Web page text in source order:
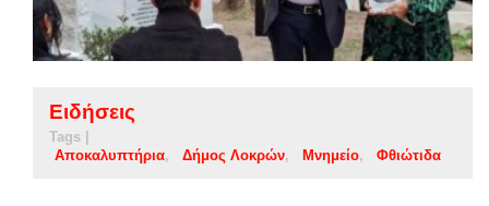
Ειδήσεις
Tags |
Αποκαλυπτήρια
Δήμος Λοκρών Μνημείο Φθιώτιδα